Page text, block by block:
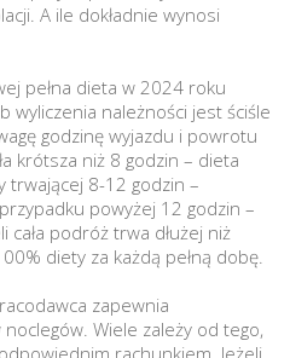
A ile dokładnie wynosi
pełna dieta w 2024 roku
wyliczenia należności jest ściśle
godzinę wyjazdu i powrotu
krótsza niż 8 godzin – dieta
trwającej 8-12 godzin –
powyżej 12 godzin –
cała podróż trwa dłużej niż
diety za każdą pełną dobę.
zapewnia
Wiele zależy od tego,